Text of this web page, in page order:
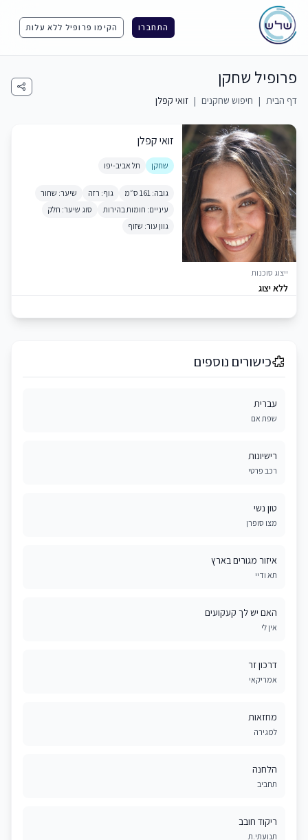
התחברו הקימו פרופיל ללא עלות
פרופיל שחקן
דף הבית | חיפוש שחקנים | זואי קפלן
ייצוג סוכנות
ללא יצוג
זואי קפלן
שחקן תל אביב-יפו
גובה: 161 ס״מ גוף: רזה
שיער: שחור
עיניים: חומות בהירות
סוג שיער: חלק
גוון עור: שזוף
כישורים נוספים
עברית
שפת אם
רישיונות
רכב פרטי
טון נשי
מצו סופרן
איזור מגורים בארץ
תא ודיי
האם יש לך קעקועים
אין לי
דרכון זר
אמריקאי
מחזאות
למגירה
הלחנה
תחביב
ריקוד חובב
תנועתי.ת